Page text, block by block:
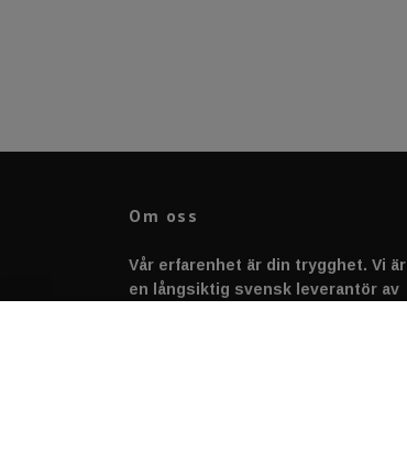
Om oss
Vår erfarenhet är din trygghet. Vi är
en långsiktig svensk leverantör av